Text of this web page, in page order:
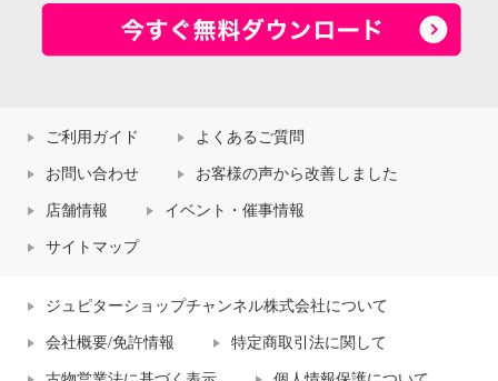
ご利用ガイド よくあるご質問
お問い合わせ お客様の声から改善しました
店舗情報 イベント・催事情報
サイトマップ
ジュピターショップチャンネル株式会社について
会社概要/免許情報 特定商取引法に関して